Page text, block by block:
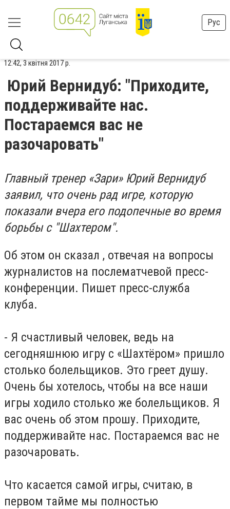
Рус
12:42, 3 квітня 2017 р.
Юрий Вернидуб: "Приходите,
поддерживайте нас.
Постараемся вас не
разочаровать"
Главный тренер «Зари» Юрий Вернидуб
заявил, что очень рад игре, которую
показали вчера его подопечные во время
борьбы с "Шахтером".
Об этом он сказал , отвечая на вопросы
журналистов на послематчевой пресс-
конференции. Пишет пресс-служба
клуба.
- Я счастливый человек, ведь на
сегодняшнюю игру с «Шахтёром» пришло
столько болельщиков. Это греет душу.
Очень бы хотелось, чтобы на все наши
игры ходило столько же болельщиков. Я
вас очень об этом прошу. Приходите,
поддерживайте нас. Постараемся вас не
разочаровать.
Что касается самой игры, считаю, в
первом тайме мы полностью